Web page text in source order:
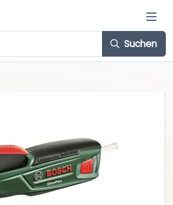
Suchen